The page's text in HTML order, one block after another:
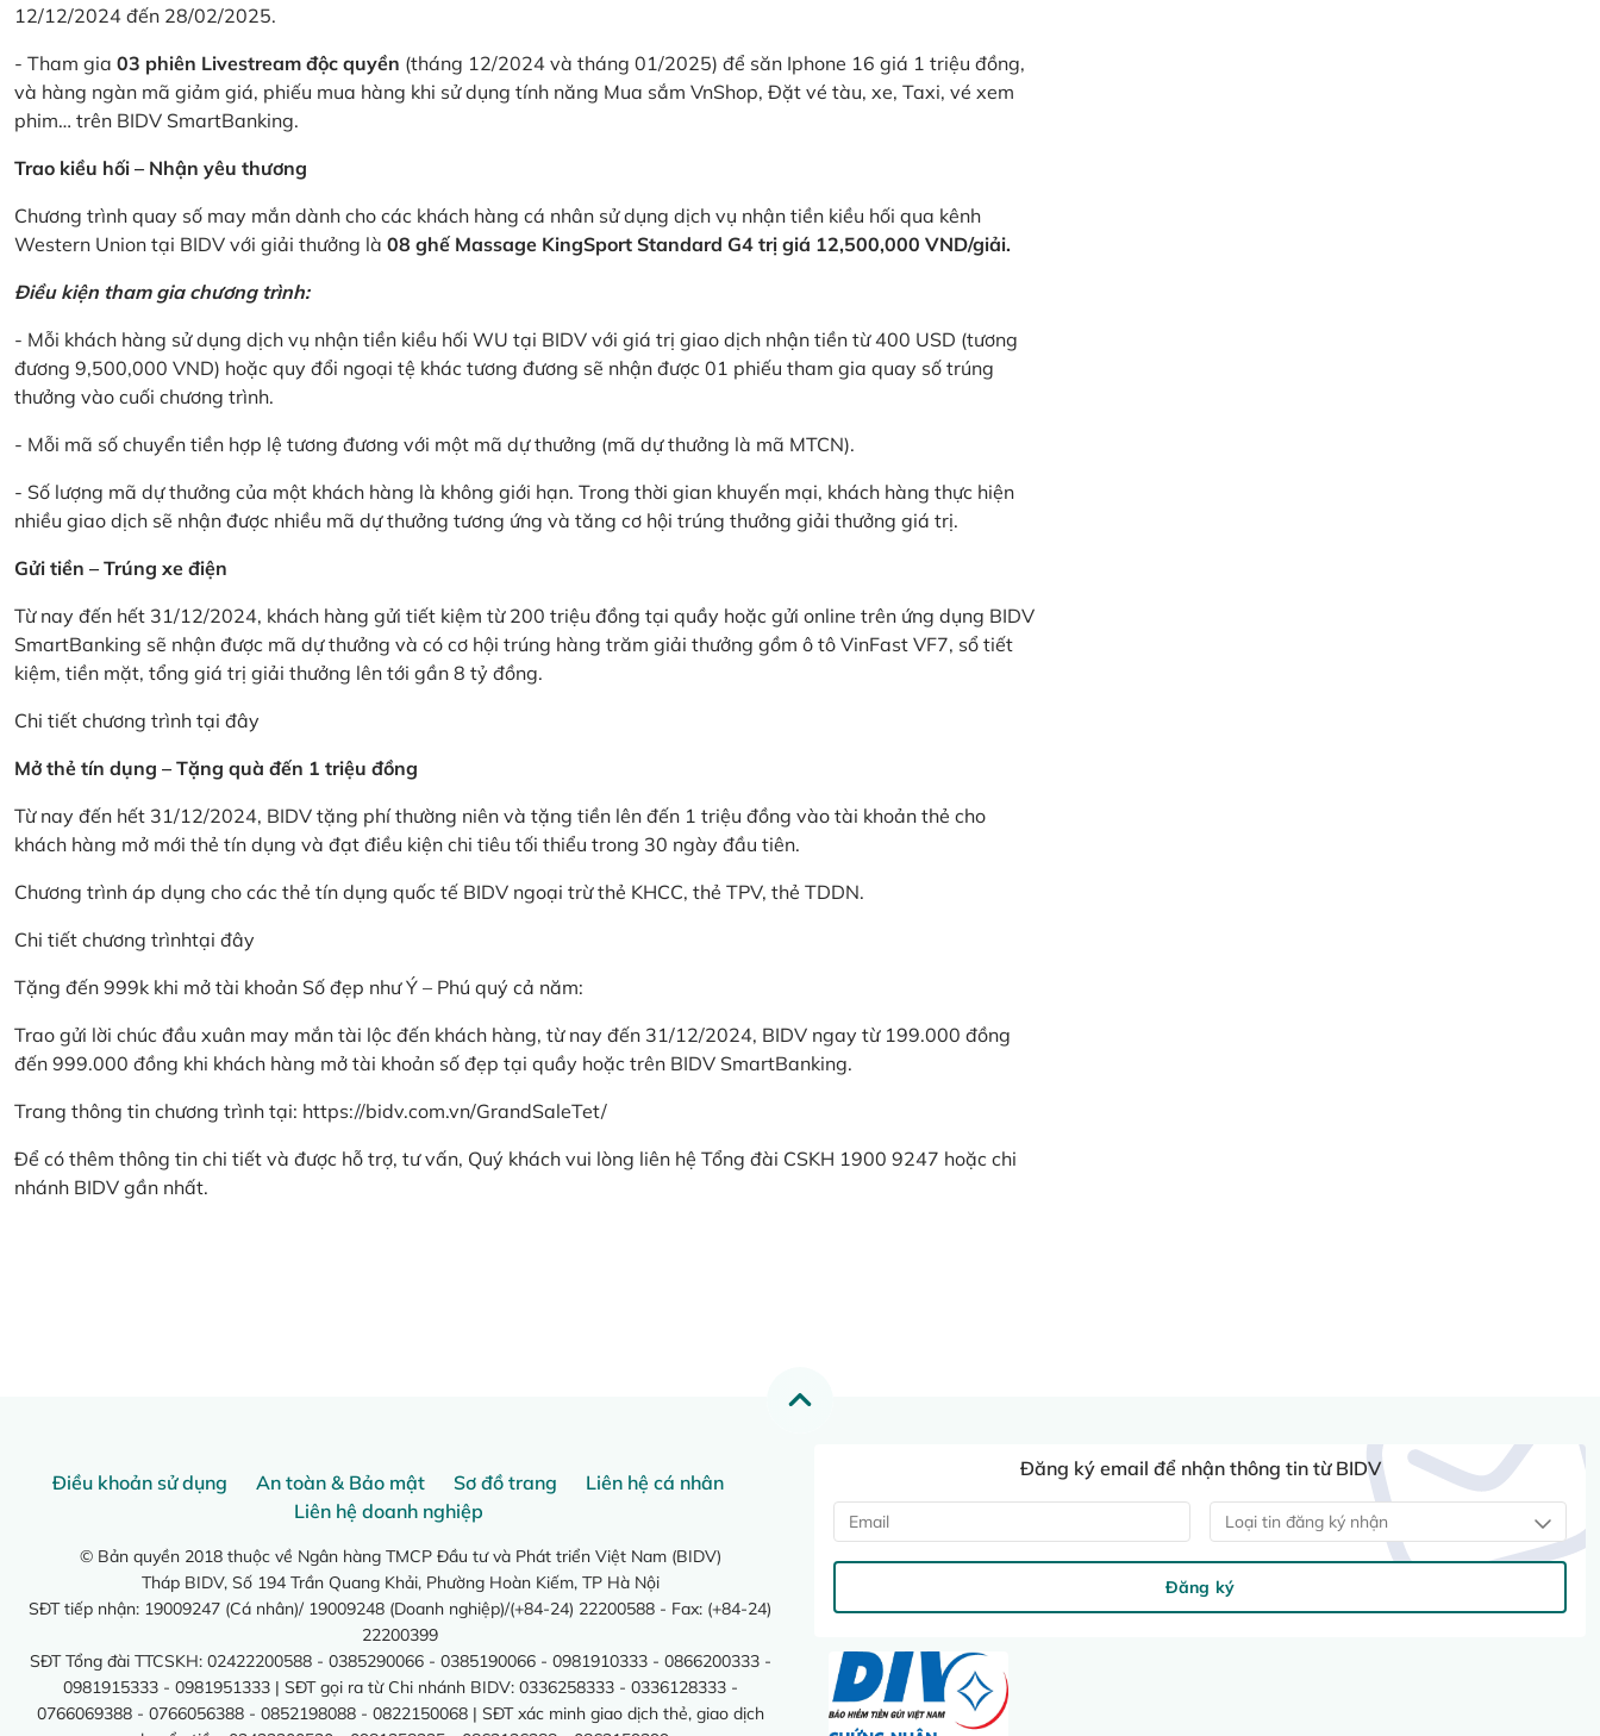
12/12/2024 đến 28/02/2025.
- Tham gia 03 phiên Livestream độc quyền (tháng 12/2024 và tháng 01/2025) để săn Iphone 16 giá 1 triệu đồng,
và hàng ngàn mã giảm giá, phiếu mua hàng khi sử dụng tính năng Mua sắm VnShop, Đặt vé tàu, xe, Taxi, vé xem
phim… trên BIDV SmartBanking.
Trao kiều hối – Nhận yêu thương
Chương trình quay số may mắn dành cho các khách hàng cá nhân sử dụng dịch vụ nhận tiền kiều hối qua kênh
Western Union tại BIDV với giải thưởng là 08 ghế Massage KingSport Standard G4 trị giá 12,500,000 VND/giải.
Điều kiện tham gia chương trình:
- Mỗi khách hàng sử dụng dịch vụ nhận tiền kiều hối WU tại BIDV với giá trị giao dịch nhận tiền từ 400 USD (tương
đương 9,500,000 VND) hoặc quy đổi ngoại tệ khác tương đương sẽ nhận được 01 phiếu tham gia quay số trúng
thưởng vào cuối chương trình.
- Mỗi mã số chuyển tiền hợp lệ tương đương với một mã dự thưởng (mã dự thưởng là mã MTCN).
- Số lượng mã dự thưởng của một khách hàng là không giới hạn. Trong thời gian khuyến mại, khách hàng thực hiện
nhiều giao dịch sẽ nhận được nhiều mã dự thưởng tương ứng và tăng cơ hội trúng thưởng giải thưởng giá trị.
Gửi tiền – Trúng xe điện
Từ nay đến hết 31/12/2024, khách hàng gửi tiết kiệm từ 200 triệu đồng tại quầy hoặc gửi online trên ứng dụng BIDV
SmartBanking sẽ nhận được mã dự thưởng và có cơ hội trúng hàng trăm giải thưởng gồm ô tô VinFast VF7, sổ tiết
kiệm, tiền mặt, tổng giá trị giải thưởng lên tới gần 8 tỷ đồng.
Chi tiết chương trình tại đây
Mở thẻ tín dụng – Tặng quà đến 1 triệu đồng
Từ nay đến hết 31/12/2024, BIDV tặng phí thường niên và tặng tiền lên đến 1 triệu đồng vào tài khoản thẻ cho
khách hàng mở mới thẻ tín dụng và đạt điều kiện chi tiêu tối thiểu trong 30 ngày đầu tiên.
Chương trình áp dụng cho các thẻ tín dụng quốc tế BIDV ngoại trừ thẻ KHCC, thẻ TPV, thẻ TDDN.
Chi tiết chương trìnhtại đây
Tặng đến 999k khi mở tài khoản Số đẹp như Ý – Phú quý cả năm:
Trao gửi lời chúc đầu xuân may mắn tài lộc đến khách hàng, từ nay đến 31/12/2024, BIDV ngay từ 199.000 đồng
đến 999.000 đồng khi khách hàng mở tài khoản số đẹp tại quầy hoặc trên BIDV SmartBanking.
Trang thông tin chương trình tại: https://bidv.com.vn/GrandSaleTet/
Để có thêm thông tin chi tiết và được hỗ trợ, tư vấn, Quý khách vui lòng liên hệ Tổng đài CSKH 1900 9247 hoặc chi
nhánh BIDV gần nhất.
Điều khoản sử dụng An toàn & Bảo mật Sơ đồ trang
Liên hệ cá nhân
Liên hệ doanh nghiệp
© Bản quyền 2018 thuộc về Ngân hàng TMCP Đầu tư và Phát triển Việt Nam (BIDV)
Tháp BIDV, Số 194 Trần Quang Khải, Phường Hoàn Kiếm, TP Hà Nội
SĐT tiếp nhận: 19009247 (Cá nhân)/ 19009248 (Doanh nghiệp)/(+84-24) 22200588 - Fax: (+84-24)
22200399
SĐT Tổng đài TTCSKH: 02422200588 - 0385290066 - 0385190066 - 0981910333 - 0866200333 -
0981915333 - 0981951333 | SĐT gọi ra từ Chi nhánh BIDV: 0336258333 - 0336128333 -
0766069388 - 0766056388 - 0852198088 - 0822150068 | SĐT xác minh giao dịch thẻ, giao dịch
Đăng ký email để nhận thông tin từ BIDV
Loại tin đăng ký nhận
Đăng ký